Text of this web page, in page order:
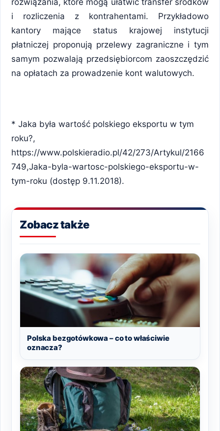
rozwiązania, które mogą ułatwić transfer środków
i rozliczenia z kontrahentami. Przykładowo
kantory mające status krajowej instytucji
płatniczej proponują przelewy zagraniczne i tym
samym pozwalają przedsiębiorcom zaoszczędzić
na opłatach za prowadzenie kont walutowych.
* Jaka była wartość polskiego eksportu w tym
roku?,
https://www.polskieradio.pl/42/273/Artykul/2166
749,Jaka-byla-wartosc-polskiego-eksportu-w-
tym-roku (dostęp 9.11.2018).
Zobacz także
Polska bezgotówkowa – co to właściwie
oznacza?